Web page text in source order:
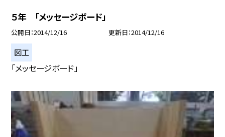
５年 「メッセージボード」
公開日 2014/12/16 更新日 2014/12/16
図工
「メッセージボード」